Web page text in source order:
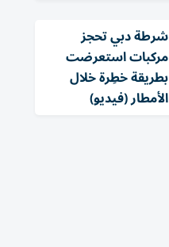
شرطة دبي تحجز
مركبات استعرضت
بطريقة خطِرة خلال
الأمطار (فيديو)